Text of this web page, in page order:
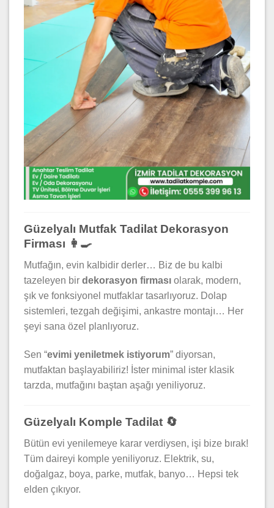
Güzelyalı Mutfak Tadilat Dekorasyon
Firması 👩‍🍳
Mutfağın, evin kalbidir derler… Biz de bu kalbi
tazeleyen bir dekorasyon firması olarak, modern,
şık ve fonksiyonel mutfaklar tasarlıyoruz. Dolap
sistemleri, tezgah değişimi, ankastre montajı… Her
şeyi sana özel planlıyoruz.
Sen “evimi yeniletmek istiyorum” diyorsan,
mutfaktan başlayabiliriz! İster minimal ister klasik
tarzda, mutfağını baştan aşağı yeniliyoruz.
Güzelyalı Komple Tadilat 🔄
Bütün evi yenilemeye karar verdiysen, işi bize bırak!
Tüm daireyi komple yeniliyoruz. Elektrik, su,
doğalgaz, boya, parke, mutfak, banyo… Hepsi tek
elden çıkıyor.